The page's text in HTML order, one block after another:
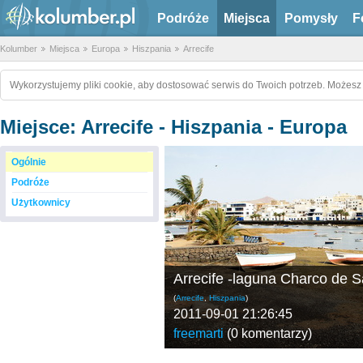
Podróże Miejsca Pomysły
Kolumber Miejsca Europa Hiszpania Arrecife
Wykorzystujemy pliki cookie, aby dostosować serwis do Twoich potrzeb.
Miejsce: Arrecife - Hiszpania - Europa
Ogólnie
Podróże
Użytkownicy
Arrecife -laguna Charco de
(Arrecife,Hiszpania)
2011-09-01 21:26:45
freemarti(0 komentarzy)